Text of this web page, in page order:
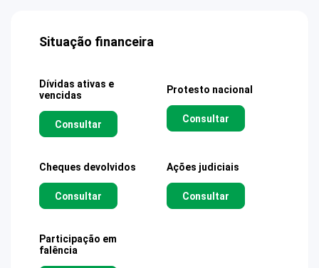
Situação financeira
Dívidas ativas e
vencidas
Consultar
Protesto nacional
Consultar
Cheques devolvidos
Consultar
Ações judiciais
Consultar
Participação em
falência